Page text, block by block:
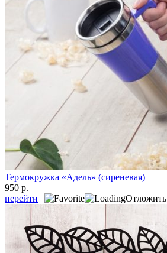
Термокружка «Адель» (сиреневая)
950 р.
перейти | Отложить